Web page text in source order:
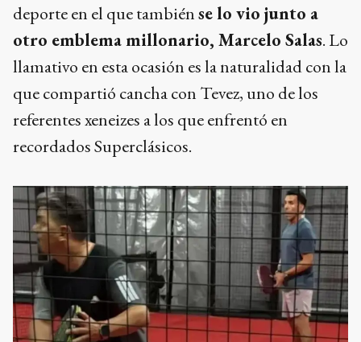
deporte en el que tambiénse lo vio junto a
otro emblema millonario, Marcelo Salas. Lo
llamativo en esta ocasión es la naturalidad con la
que compartió cancha con Tevez, uno de los
referentes xeneizes a los que enfrentó en
recordados Superclásicos.